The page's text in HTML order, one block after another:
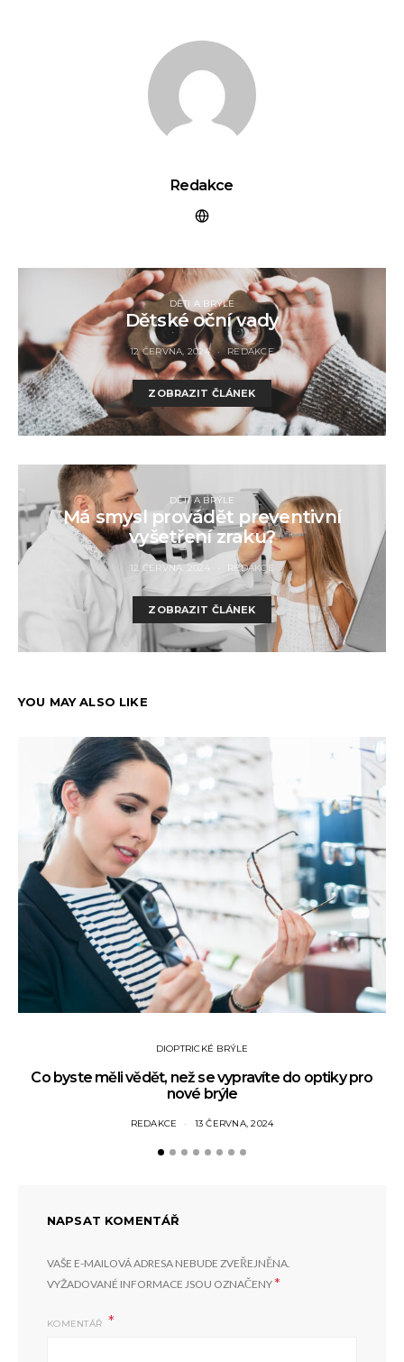
Redakce
DĚTI A BRÝLE
Dětské oční vady
12 ČERVNA, 2024 REDAKCE
ZOBRAZIT ČLÁNEK
DĚTI A BRÝLE
Má smysl provádět preventivní
vyšetření zraku?
12 ČERVNA, 2024 REDAKCE
ZOBRAZIT ČLÁNEK
YOU MAY ALSO LIKE
DIOPTRICKÉ BRÝLE
Co byste měli vědět, než se vypravíte do optiky pro
nové brýle
REDAKCE 13 ČERVNA, 2024
NAPSAT KOMENTÁŘ
VAŠE E-MAILOVÁ ADRESA NEBUDE ZVEŘEJNĚNA.
VYŽADOVANÉ INFORMACE JSOU OZNAČENY*
KOMENTÁŘ